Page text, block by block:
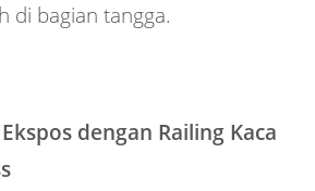
di bagian tangga.
dengan Railing Kaca